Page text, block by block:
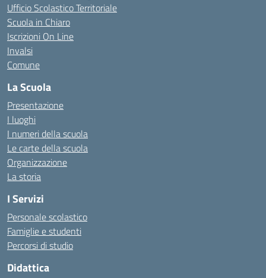
Ufficio Scolastico Territoriale
Scuola in Chiaro
Iscrizioni On Line
Invalsi
Comune
La Scuola
Presentazione
I luoghi
I numeri della scuola
Le carte della scuola
Organizzazione
La storia
I Servizi
Personale scolastico
Famiglie e studenti
Percorsi di studio
Didattica